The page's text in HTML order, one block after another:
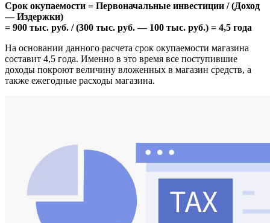
Срок окупаемости = Первоначальные инвестиции / (Доход
— Издержки)
= 900 тыс. руб. / (300 тыс. руб. — 100 тыс. руб.) = 4,5 года
На основании данного расчета срок окупаемости магазина
составит 4,5 года. Именно в это время все поступившие
доходы покроют величину вложенных в магазин средств, а
также ежегодные расходы магазина.